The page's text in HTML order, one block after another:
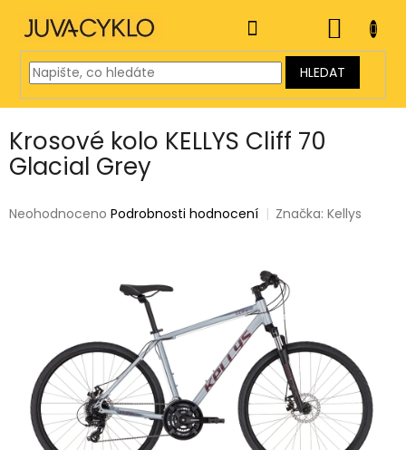
obsah
HLEDAT
KOŠÍK
Krosové kolo KELLYS Cliff 70
Glacial Grey
Průměrné
Neohodnoceno Podrobnosti hodnocení Značka:Kellys